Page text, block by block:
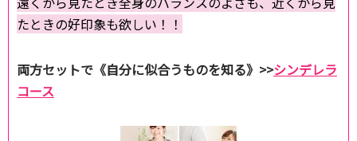
たときの好印象も欲しい！！
両方セットで《自分に似合うものを知る》>>シンデレラ
コース